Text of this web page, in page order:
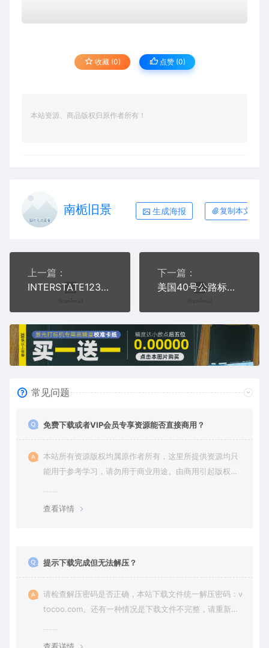
收藏 (0) 点赞 (0)
本站资源、商品版权归原作者所有！
南栀旧景 生成海报 复制本文链接
上一篇：
INTERSTATE123交通标志公共标志AI8.0格式激光打标文件通用矢量图
下一篇：
美国40号公路标志交通标志AI8.0格式激光打标文件通用矢量图
常见问题
免费下载或者VIP会员专享资源能否直接商用？
本站所有资源版权均属原作者所有，这里所提供资源均只
能用于参考学习，请勿用于商业用途。由商用引起版权纠
查看详情
提示下载完成但无法解压？
请检查解压密码是否正确，本站下载文件统一解压密码：v
tocoo.com。还有一种情况是下载文件不完整，请重新下